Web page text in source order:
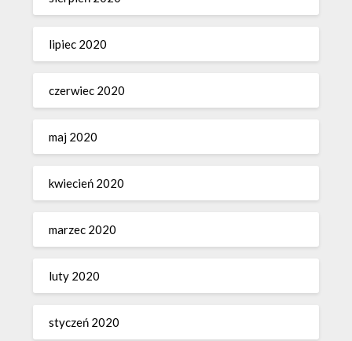
lipiec 2020
czerwiec 2020
maj 2020
kwiecień 2020
marzec 2020
luty 2020
styczeń 2020